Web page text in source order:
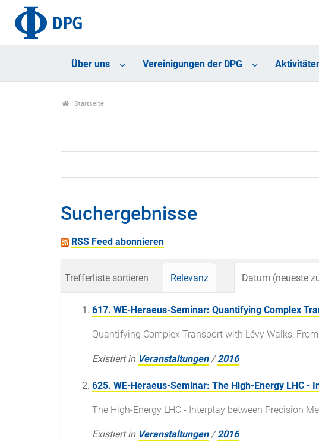
Über uns Vereinigungen der DPG
Startseite
Suchergebnisse
RSS Feed abonnieren
Trefferliste sortieren Relevanz Datum (neueste
617. WE-Heraeus-Seminar: Quantifying Complex
Quantifying Complex Transport with Lévy Walks:
Existiert in Veranstaltungen /2016
625. WE-Heraeus-Seminar: The High-Energy LHC
The High-Energy LHC - Interplay between Precision
Existiert in Veranstaltungen /2016